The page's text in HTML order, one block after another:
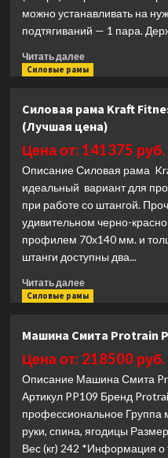
можно устанавливать на
подтягиваний — 1 пара.
Читать далееПрочитать
больше
рама
Protrain
XR6230
(Лучшая
цена)
Силовые рамы
Силовая рама Kraft
(Лучшая цена)
Цена от: 141375 руб.
Описание Силовая рама
идеальный вариант для
при работе со штангой.
удивительном черно-
профилем 70х140 мм. и
штанги доступны два...
Читать далееПрочитать
больше
рама
Kraft
KFPL201
(без
помоста)
(Лучшая
цена)
Силовые рамы
Машина Смита Protrain
Цена от: 218500 руб.
Описание Машина Смита
Артикул PP109 Бренд
профессиональное Группа
руки, спина, ягодицы
Вес (кг) 242 *Информация о